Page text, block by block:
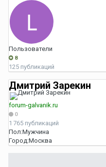
Пользователи
8
125 публикаций
Дмитрий Зарекин
forum-galvanik.ru
0
1 765 публикаций
Пол:Мужчина
Город:Москва